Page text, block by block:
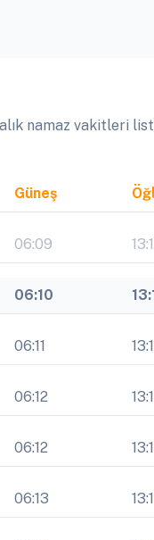
namaz vakitleri
Güneş
06:09
06:10
06:11
06:12
06:12
06:13